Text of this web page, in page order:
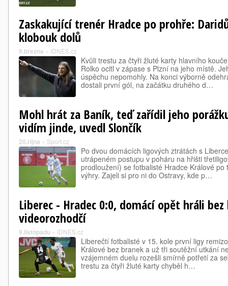
Zaskakující trenér Hradce po prohře:
klobouk dolů
9.března » iDNES.cz
Kvůli trestu za čtyři žluté karty hlavního
Rolko ocitl v zápase s Plzní na jeho místě.
úspěchu nepomohly. Na konci výborně
dostali první gól, na začátku druhého d…
Mohl hrát za Baník, teď zařídil jeho
vidím jinde, uvedl Slončík
20.října » Sport.cz
Po dvou domácích ligových ztrátách s
utrápeném postupu v poháru na hřišti
prodloužení) se fotbalisté Hradce Králové
výhry. Zajeli si pro ni do Ostravy, kde p…
Liberec - Hradec 0:0, domácí opět hráli
videorozhodčí
9.listopadu » iDNES.cz
Liberečtí fotbalisté v 15. kole první ligy
Králové bez branek a už tři soutěžní utkání
vzájemném duelu rozešli smírně potřetí za
trestu za čtyři žluté karty chyběl h…